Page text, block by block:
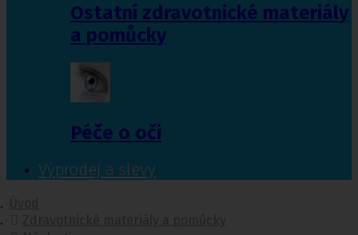
Ostatní zdravotnické materiály
a pomůcky
Péče o oči
Výprodej a slevy